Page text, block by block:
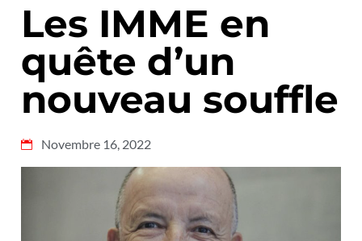
Les IMME en
quête d’un
nouveau souffle
Novembre 16, 2022